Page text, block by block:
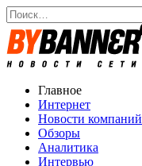
Перейти
к
содержанию
Search
for:
Главное
Интернет
Новости компаний
Обзоры
Аналитика
Интервью